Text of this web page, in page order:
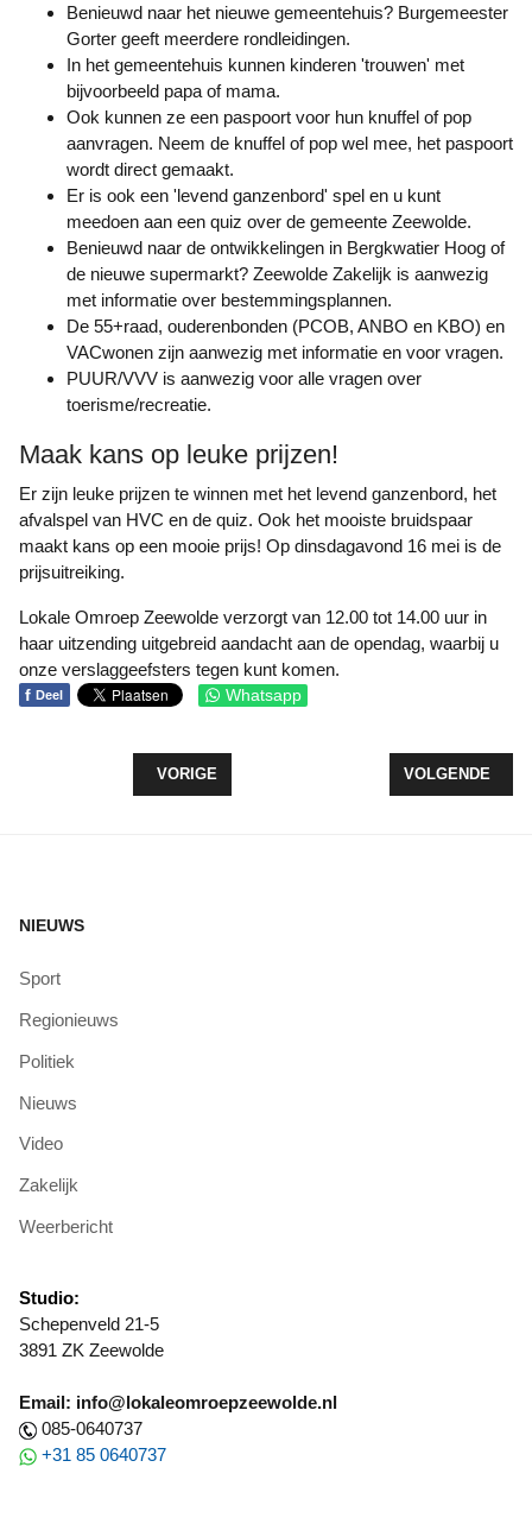
Benieuwd naar het nieuwe gemeentehuis? Burgemeester
Gorter geeft meerdere rondleidingen.
In het gemeentehuis kunnen kinderen 'trouwen' met
bijvoorbeeld papa of mama.
Ook kunnen ze een paspoort voor hun knuffel of pop
aanvragen. Neem de knuffel of pop wel mee, het paspoort
wordt direct gemaakt.
Er is ook een 'levend ganzenbord' spel en u kunt
meedoen aan een quiz over de gemeente Zeewolde.
Benieuwd naar de ontwikkelingen in Bergkwatier Hoog of
de nieuwe supermarkt? Zeewolde Zakelijk is aanwezig
met informatie over bestemmingsplannen.
De 55+raad, ouderenbonden (PCOB, ANBO en KBO) en
VACwonen zijn aanwezig met informatie en voor vragen.
PUUR/VVV is aanwezig voor alle vragen over
toerisme/recreatie.
Maak kans op leuke prijzen!
Er zijn leuke prijzen te winnen met het levend ganzenbord, het
afvalspel van HVC en de quiz. Ook het mooiste bruidspaar
maakt kans op een mooie prijs! Op dinsdagavond 16 mei is de
prijsuitreiking.
Lokale Omroep Zeewolde verzorgt van 12.00 tot 14.00 uur in
haar uitzending uitgebreid aandacht aan de opendag, waarbij u
onze verslaggeefsters tegen kunt komen.
f Deel Whatsapp
VORIG ARTIKEL: 21 MEI LET’S GO OUTDOOR
VORIGE VOLGENDE
VOLGENDE
NIEUWS
Sport
Regionieuws
Politiek
Nieuws
Video
Zakelijk
Weerbericht
Studio:
Schepenveld 21-5
3891 ZK Zeewolde
Email: info@lokaleomroepzeewolde.nl
085-0640737
+31 85 0640737